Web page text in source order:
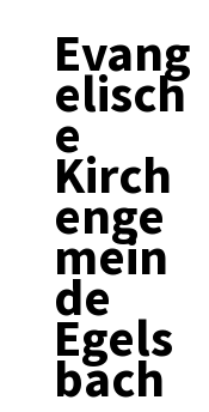
Evang
elisch
e
Kirch
enge
mein
de
Egels
bach